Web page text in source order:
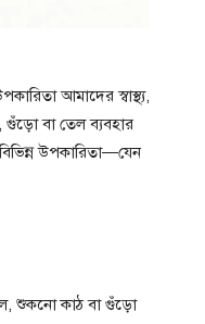
আমাদের স্বাস্থ্য,
গুঁড়ো বা তেল ব্যবহার
উপকারিতা—যেন
শুকনো কাঠ বা গুঁড়ো